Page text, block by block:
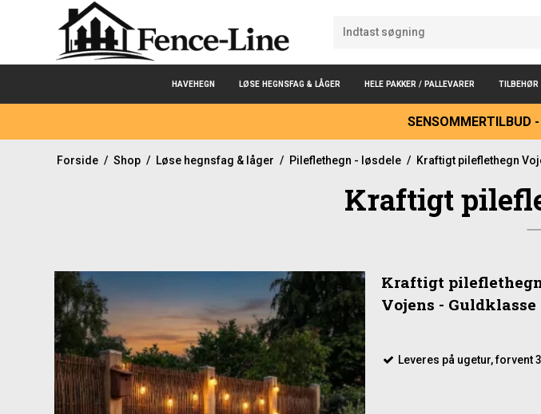
HAVEHEGN LØSE HEGNSFAG & LÅGER HELE PAKKER / PALLEVARER TILBEHØR
SENSOMMERTILBUD
Forside / Shop / Løse hegnsfag & låger / Pileflethegn - løsdele / Kraftigt pileflethegn
Kraftigt
Kraftigt pileflethegn
Vojens - Guldklasse
Leveres på ugetur, forvent